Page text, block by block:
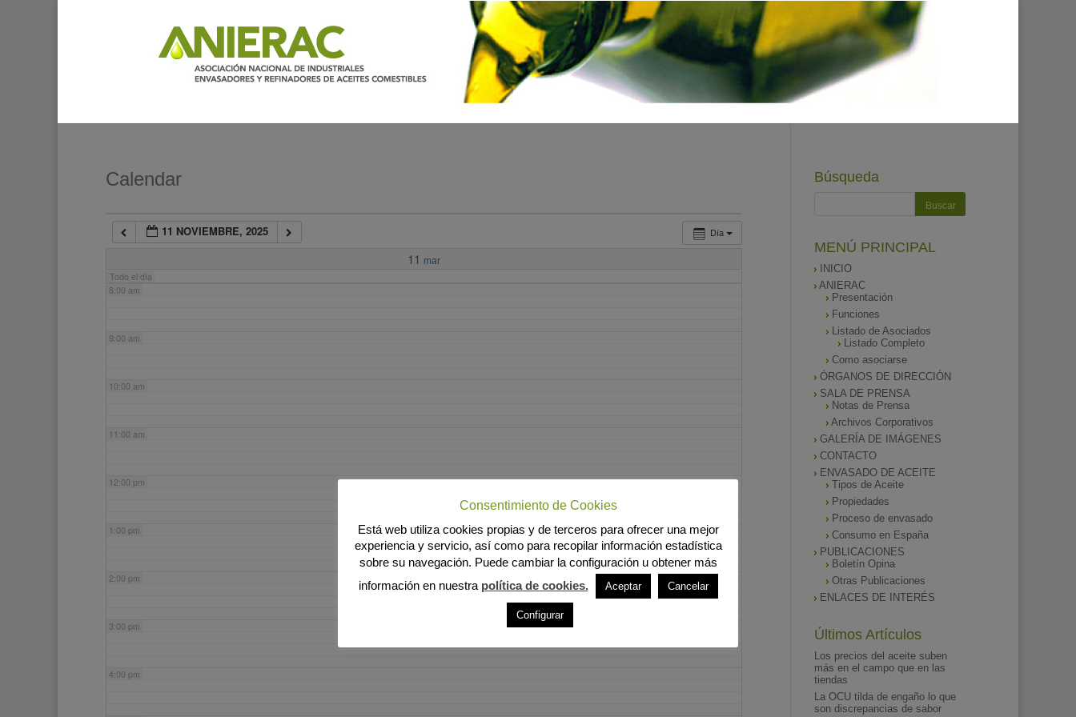
Calendar
Día
11 NOVIEMBRE, 2025
11 mar
Todo el día
7:00 am
8:00 am
9:00 am
10:00 am
11:00 am
12:00 pm
1:00 pm
2:00 pm
3:00 pm
4:00 pm
Búsqueda
MENÚ PRINCIPAL
INICIO
ANIERAC
Presentación
Funciones
Listado de Asociados
Listado Completo
Como asociarse
ÓRGANOS DE DIRECCIÓN
SALA DE PRENSA
Notas de Prensa
Archivos Corporativos
GALERÍA DE IMÁGENES
CONTACTO
ENVASADO DE ACEITE
Tipos de Aceite
Propiedades
Proceso de envasado
Consumo en España
PUBLICACIONES
Boletín Opina
Otras Publicaciones
ENLACES DE INTERÉS
Últimos Artículos
Los precios del aceite suben
más en el campo que en las
tiendas
La OCU tilda de engaño lo que
son discrepancias de sabor
Consentimiento de Cookies
Está web utiliza cookies propias y de terceros para ofrecer una mejor
experiencia y servicio, así como para recopilar información estadística
sobre su navegación. Puede cambiar la configuración u obtener más
información en nuestra política de cookies. Aceptar Cancelar
Configurar